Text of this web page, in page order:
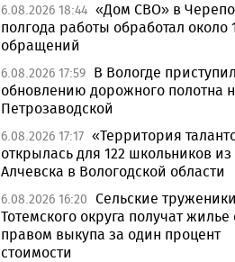
6.08.2026 18:44 «Дом СВО» в
полгода работы обработал около
обращений
6.08.2026 17:59 В Вологде
обновлению дорожного полотна
Петрозаводской
6.08.2026 17:17 «Территория
открылась для 122 школьников из
Алчевска в Вологодской области
6.08.2026 16:20 Сельские труженики
Тотемского округа получат жилье
правом выкупа за один процент
стоимости